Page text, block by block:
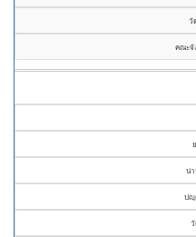
วั
คณะจั
น่า
ปญฺ
วั